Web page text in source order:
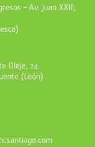
– Av. Juan XXIII,
Olaja, 24
(León)